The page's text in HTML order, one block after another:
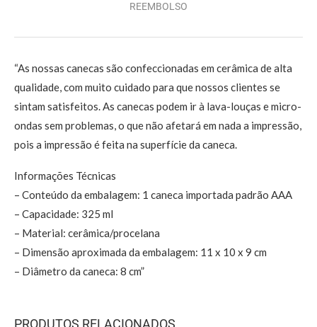
REEMBOLSO
“As nossas canecas são confeccionadas em cerâmica de alta
qualidade, com muito cuidado para que nossos clientes se
sintam satisfeitos. As canecas podem ir à lava-louças e micro-
ondas sem problemas, o que não afetará em nada a impressão,
pois a impressão é feita na superfície da caneca.
Informações Técnicas
– Conteúdo da embalagem: 1 caneca importada padrão AAA
– Capacidade: 325 ml
– Material: cerâmica/procelana
– Dimensão aproximada da embalagem: 11 x 10 x 9 cm
– Diâmetro da caneca: 8 cm”
PRODUTOS RELACIONADOS